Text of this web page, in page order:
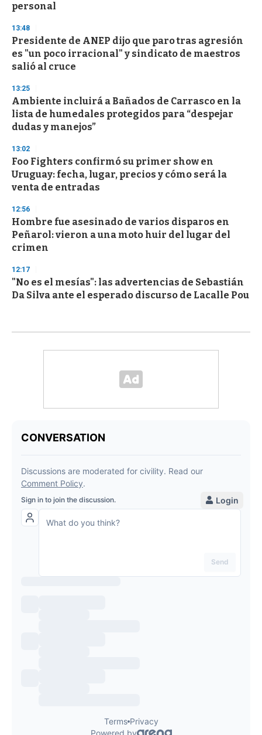
personal
13:48
Presidente de ANEP dijo que paro tras agresión
es "un poco irracional" y sindicato de maestros
salió al cruce
13:25
Ambiente incluirá a Bañados de Carrasco en la
lista de humedales protegidos para “despejar
dudas y manejos”
13:02
Foo Fighters confirmó su primer show en
Uruguay: fecha, lugar, precios y cómo será la
venta de entradas
12:56
Hombre fue asesinado de varios disparos en
Peñarol: vieron a una moto huir del lugar del
crimen
12:17
"No es el mesías": las advertencias de Sebastián
Da Silva ante el esperado discurso de Lacalle Pou